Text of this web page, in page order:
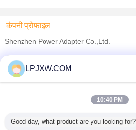
कंपनी प्रोफाइल
Shenzhen Power Adapter Co.,Ltd.
Trust Seal
Verified Suplier
सभी उत्पाद
LPJXW.COM
10:40 PM
Good day, what product are you looking for?